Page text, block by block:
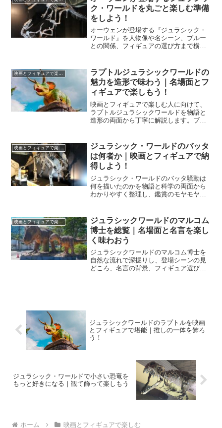
ク・ワールドを丸ごと楽しむ準備
をしよう！
オーウェンが登場する『ジュラシック・
ワールド』を人物像や名シーン、ブルー
との関係、フィギュアの選び方まで横断
す。
映画とフィギュアで楽しむ
ラプトルジュラシックワールドの
魅力を造形で味わう｜名場面とフ
ィギュアで楽しもう！
映画とフィギュアで楽しむ人に向けて、
ラプトルジュラシックワールドを物語と
造形の両面から丁寧に解説します。ブル
解できます。
ジュラシック・ワールドのバッタ
は何者か｜映画とフィギュアで納
得しよう！
ジュラシック・ワールドのバッタ騒動は
何を描いたのかを物語と科学の両面から
わかりやすく整理し、鑑賞のモヤモヤを
ジュラシックワールドのマルコム
博士を総覧｜名場面と名言を楽し
く味わおう
ジュラシックワールドのマルコム博士を
自然な流れで深掘りし、登場シーンの見
どころ、名言の背景、フィギュア選びの
ジュラシックワールドのラプトルを映画
とフィギュアで堪能｜推しの一体を飾ろ
う！
ジュラシック・ワールドで小さい恐竜を
もっと好きになる｜観て飾って楽しもう
ホーム 映画とフィギュアで楽しむ